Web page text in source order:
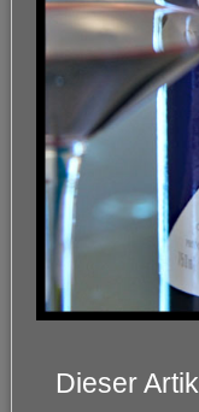
Dieser